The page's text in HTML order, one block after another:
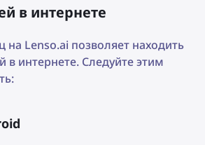
в интернете
на Lenso.ai позволяет находить
интернете. Следуйте этим